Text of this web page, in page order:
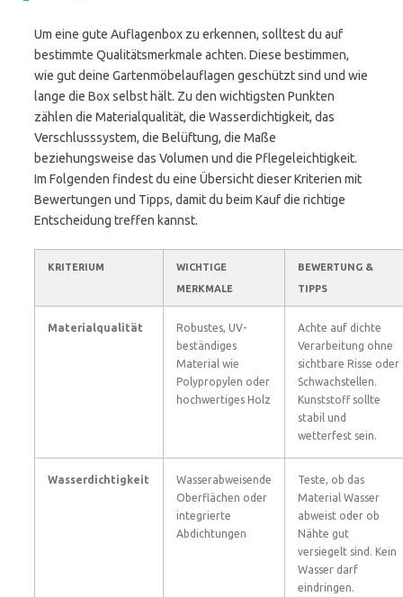
Um eine gute Auflagenbox zu erkennen, solltest du auf
bestimmte Qualitätsmerkmale achten. Diese bestimmen,
wie gut deine Gartenmöbelauflagen geschützt sind und wie
lange die Box selbst hält. Zu den wichtigsten Punkten
zählen die Materialqualität, die Wasserdichtigkeit, das
Verschlusssystem, die Belüftung, die Maße
beziehungsweise das Volumen und die Pflegeleichtigkeit.
Im Folgenden findest du eine Übersicht dieser Kriterien mit
Bewertungen und Tipps, damit du beim Kauf die richtige
Entscheidung treffen kannst.
KRITERIUM
WICHTIGE
MERKMALE
BEWERTUNG &
TIPPS
Materialqualität
Robustes, UV-
beständiges
Material wie
Polypropylen oder
hochwertiges Holz
Achte auf dichte
Verarbeitung ohne
sichtbare Risse oder
Schwachstellen.
Kunststoff sollte
stabil und
wetterfest sein.
Wasserdichtigkeit
Wasserabweisende
Oberflächen oder
integrierte
Abdichtungen
Teste, ob das
Material Wasser
abweist oder ob
Nähte gut
versiegelt sind. Kein
Wasser darf
eindringen.